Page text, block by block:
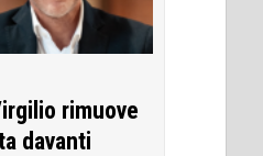
rimuove
davanti